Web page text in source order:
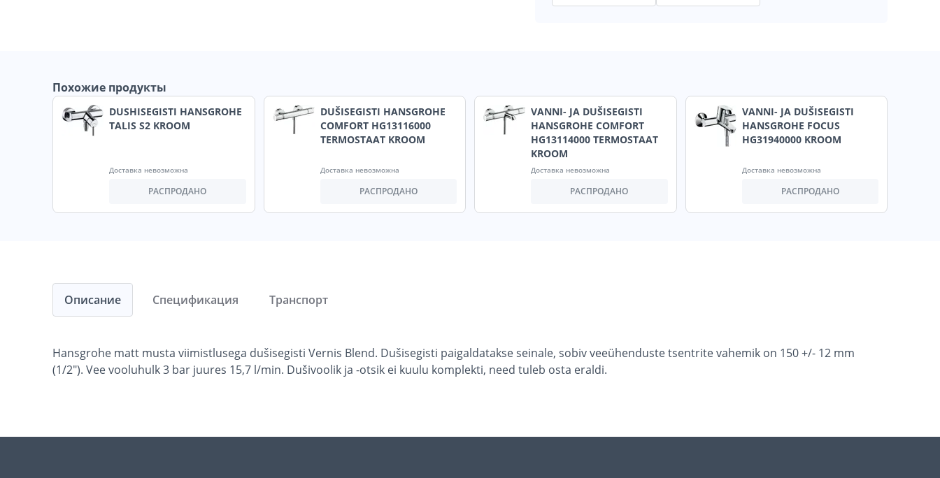
Похожие продукты
DUSHISEGISTI HANSGROHE
TALIS S2 KROOM
Доставка невозможна
РАСПРОДАНО
DUŠISEGISTI HANSGROHE
COMFORT HG13116000
TERMOSTAAT KROOM
Доставка невозможна
РАСПРОДАНО
VANNI- JA DUŠISEGISTI
HANSGROHE COMFORT
HG13114000 TERMOSTAAT
KROOM
Доставка невозможна
РАСПРОДАНО
VANNI- JA DUŠISEGISTI
HANSGROHE FOCUS
HG31940000 KROOM
Доставка невозможна
РАСПРОДАНО
Описание
Hansgrohe matt musta viimistlusega dušisegisti Vernis Blend. Dušisegisti paigaldatakse seinale, sobiv veeühenduste tsentrite vahemik on 150 +/- 12 mm
(1/2"). Vee vooluhulk 3 bar juures 15,7 l/min. Dušivoolik ja -otsik ei kuulu komplekti, need tuleb osta eraldi.
Спецификация Транспорт